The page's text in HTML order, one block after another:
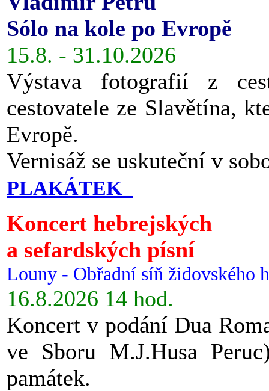
Sólo na kole po Evropě
15.8. - 31.10.2026
Výstava fotografií z
cestovatele ze Slavětína,
Evropě.
Vernisáž se uskuteční v
PLAKÁTEK
Koncert hebrejských
a sefardských písní
Louny - Obřadní síň židovského
16.8.2026 14 hod.
Koncert v podání Dua
ve Sboru M.J.Husa
památek.